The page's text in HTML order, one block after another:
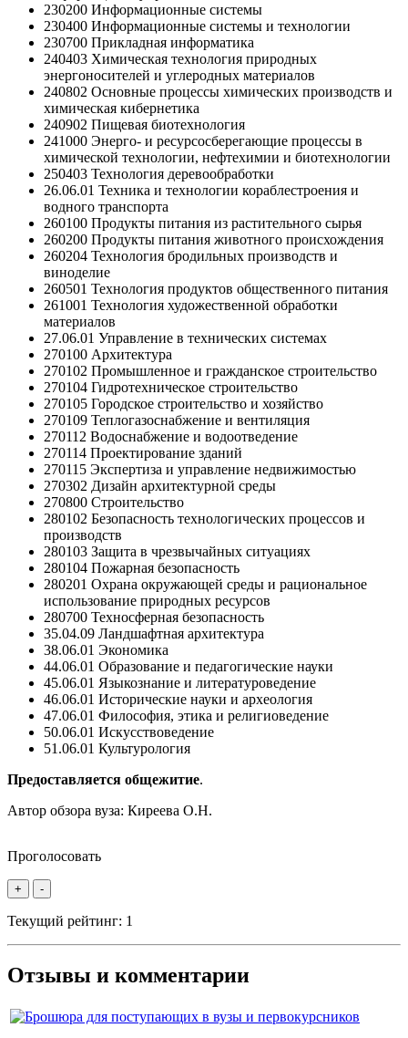
230200 Информационные системы
230400 Информационные системы и технологии
230700 Прикладная информатика
240403 Химическая технология природных
энергоносителей и углеродных материалов
240802 Основные процессы химических производств и
химическая кибернетика
240902 Пищевая биотехнология
241000 Энерго- и ресурсосберегающие процессы в
химической технологии, нефтехимии и биотехнологии
250403 Технология деревообработки
26.06.01 Техника и технологии кораблестроения и
водного транспорта
260100 Продукты питания из растительного сырья
260200 Продукты питания животного происхождения
260204 Технология бродильных производств и
виноделие
260501 Технология продуктов общественного питания
261001 Технология художественной обработки
материалов
27.06.01 Управление в технических системах
270100 Архитектура
270102 Промышленное и гражданское строительство
270104 Гидротехническое строительство
270105 Городское строительство и хозяйство
270109 Теплогазоснабжение и вентиляция
270112 Водоснабжение и водоотведение
270114 Проектирование зданий
270115 Экспертиза и управление недвижимостью
270302 Дизайн архитектурной среды
270800 Строительство
280102 Безопасность технологических процессов и
производств
280103 Защита в чрезвычайных ситуациях
280104 Пожарная безопасность
280201 Охрана окружающей среды и рациональное
использование природных ресурсов
280700 Техносферная безопасность
35.04.09 Ландшафтная архитектура
38.06.01 Экономика
44.06.01 Образование и педагогические науки
45.06.01 Языкознание и литературоведение
46.06.01 Исторические науки и археология
47.06.01 Философия, этика и религиоведение
50.06.01 Искусствоведение
51.06.01 Культурология
Предоставляется общежитие.
Автор обзора вуза: Киреева О.Н.
Проголосовать
+ -
Текущий рейтинг: 1
Отзывы и комментарии